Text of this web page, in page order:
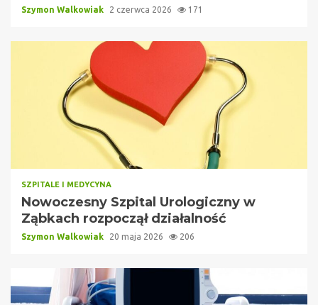
Szymon Walkowiak 2 czerwca 2026 171
SZPITALE I MEDYCYNA
Nowoczesny Szpital Urologiczny w
Ząbkach rozpoczął działalność
Szymon Walkowiak 20 maja 2026 206